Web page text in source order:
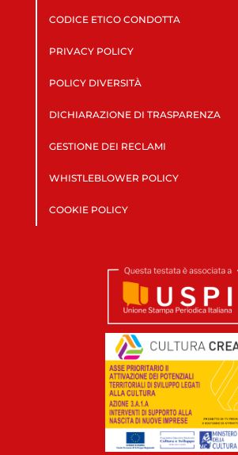
CODICE ETICO CONDOTTA
PRIVACY POLICY
POLICY DIVERSITÀ
DICHIARAZIONE DI TRASPARENZA
GESTIONE DEI RECLAMI
WHISTLEBLOWER POLICY
COOKIE POLICY